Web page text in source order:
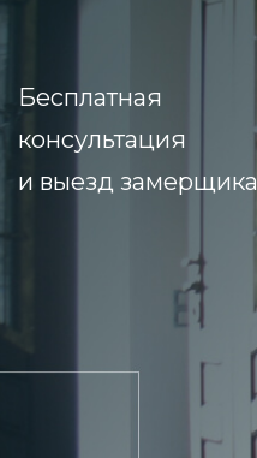
Бесплатная
консультация
и выезд замерщика